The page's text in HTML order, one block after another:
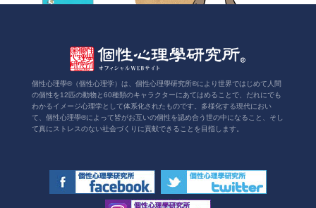
個性心理學®（個性心理学）は、個性心理學研究所®により世界ではじめて人間
の個性を12匹の動物と60種類のキャラクターにあてはめることで、だれにでも
わかるイメージ心理学として体系化されたものです。多様化する現代におい
て、個性心理學®によって皆がお互いの個性を認め合う世の中になること、そし
て真にストレスのない社会づくりに貢献できることを目指します。